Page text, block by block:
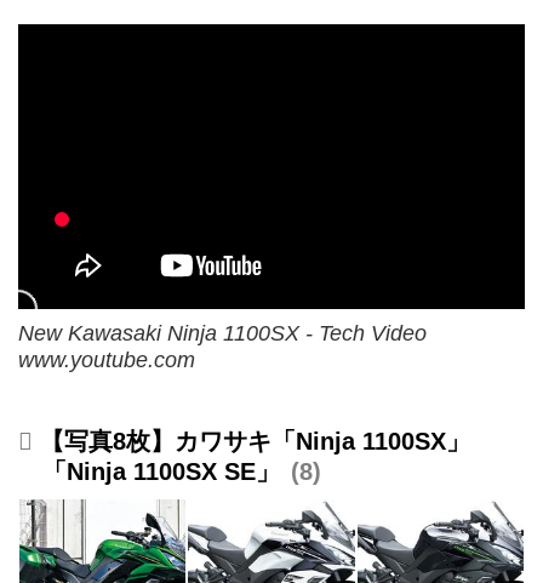
New Kawasaki Ninja 1100SX - Tech Video
www.youtube.com
【写真8枚】カワサキ「Ninja 1100SX」
「Ninja 1100SX SE」
8